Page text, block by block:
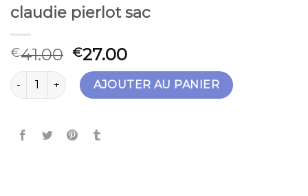
claudie pierlot sac
€41.00 €27.00
quantité de claudie pierlot sac
AJOUTER AU PANIER